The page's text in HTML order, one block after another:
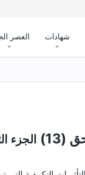
شهادات العصر
(13) الجزء